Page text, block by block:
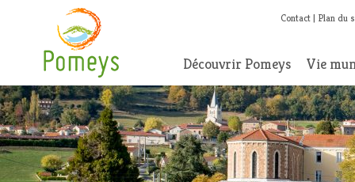
Contact Plan du
Découvrir Pomeys Vie